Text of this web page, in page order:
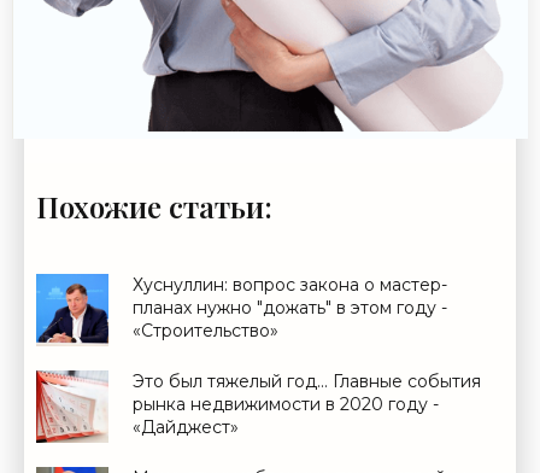
Похожие статьи:
Хуснуллин: вопрос закона о мастер-
планах нужно "дожать" в этом году -
«Строительство»
Это был тяжелый год... Главные события
рынка недвижимости в 2020 году -
«Дайджест»